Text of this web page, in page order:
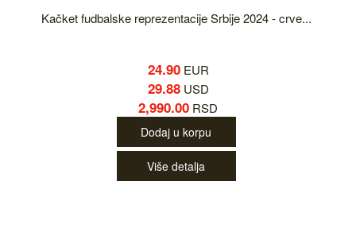
Kačket fudbalske reprezentacije Srbije 2024 - crve...
24.90EUR
29.88USD
2,990.00 RSD
Dodaj u korpu
Više detalja